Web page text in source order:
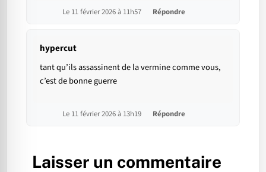
Le 11 février 2026 à 11h57 Répondre
hypercut
tant qu’ils assassinent de la vermine comme vous,
c’est de bonne guerre
Le 11 février 2026 à 13h19 Répondre
Laisser un commentaire